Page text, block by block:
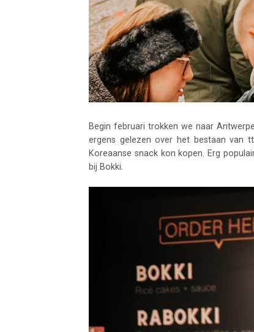
Begin februari trokken we naar
ergens gelezen over het bestaan van
Koreaanse snack kon kopen. Erg
bij Bokki.